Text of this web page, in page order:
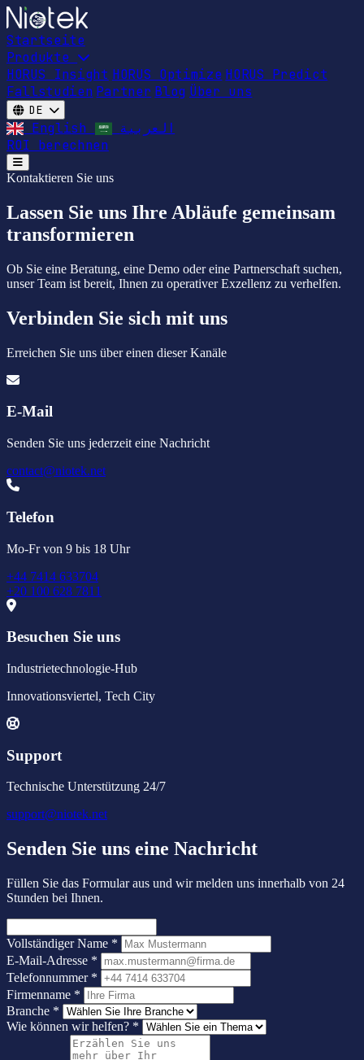
Startseite
Produkte
HORUS Insight HORUS Optimize HORUS Predict
Fallstudien Partner Blog Über uns
DE
English
العربية
ROI berechnen
Open main menu
Kontaktieren Sie uns
Lassen Sie uns Ihre Abläufe gemeinsam
transformieren
Ob Sie eine Beratung, eine Demo oder eine Partnerschaft suchen,
unser Team ist bereit, Ihnen zu operativer Exzellenz zu verhelfen.
Verbinden Sie sich mit uns
Erreichen Sie uns über einen dieser Kanäle
E-Mail
Senden Sie uns jederzeit eine Nachricht
contact@niotek.net
Telefon
Mo-Fr von 9 bis 18 Uhr
+44 7414 633704
+20 100 628 7811
Besuchen Sie uns
Industrietechnologie-Hub
Innovationsviertel, Tech City
Support
Technische Unterstützung 24/7
support@niotek.net
Senden Sie uns eine Nachricht
Füllen Sie das Formular aus und wir melden uns innerhalb von 24
Stunden bei Ihnen.
Vollständiger Name *
E-Mail-Adresse *
Telefonnummer *
Firmenname *
Branche *
Wie können wir helfen? *